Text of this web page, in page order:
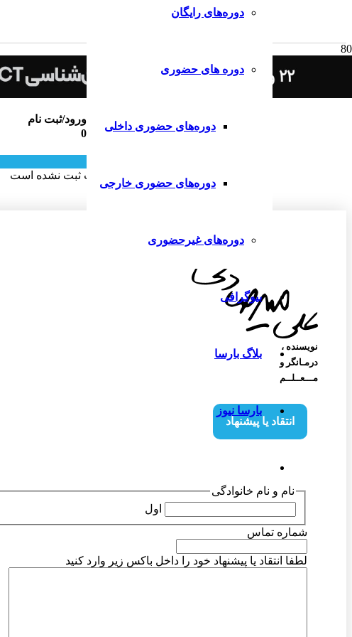
دوره‌های رایگان
دوره های حضوری
دوره‌های حضوری داخلی
دوره‌های حضوری خارجی
دوره‌های غیرحضوری
بیوگرافی
بلاگ بارسا
بارسا نیوز
ورود/ثبت نام
0
هنوز دیدگاهی برای این مطلب ثبت نشده است
نویسنده‌ ،
درمـانگر و
مـــعــلــم
انتقاد یا پیشنهاد
نام و نام خانوادگی
اول
شماره تماس
لطفا انتقاد یا پیشنهاد خود را داخل باکس زیر وارد کنید